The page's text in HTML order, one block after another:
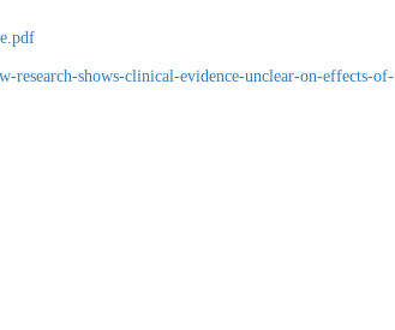
research-shows-clinical-evidence-unclear-on-effects-of-